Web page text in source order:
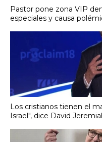
Pastor pone zona VIP
especiales y causa
Los cristianos tienen el
Israel", dice David